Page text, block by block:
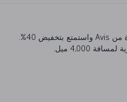
ابدأ رحلتك مع مزايا إضافية. استأجر سيارة من Avis واستمتع بتخفيض 40%.